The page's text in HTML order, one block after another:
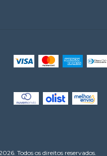
Todos os direitos reservados.